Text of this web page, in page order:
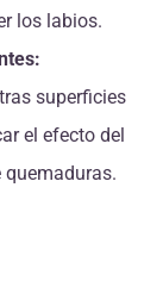
los labios.
superficies
el efecto del
quemaduras.